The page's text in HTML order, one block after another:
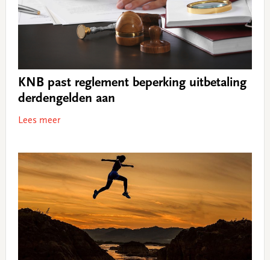
KNB past reglement beperking uitbetaling
derdengelden aan
Lees meer